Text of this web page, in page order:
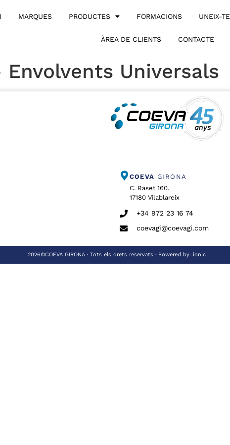
MARQUES PRODUCTES FORMACIONS UNEIX-TE
ÀREA DE CLIENTS CONTACTE
Universals
COEVA GIRONA
C. Raset 160.
17180 Vilablareix
+34 972 23 16 74
coevagi@coevagi.com
2026©COEVA GIRONA · Tots els drets reservats · Powered by: ionic